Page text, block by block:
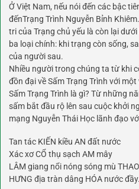
Ở Việt Nam, nếu nói đến các bậc
đếnTrạng Trình Nguyễn Bỉnh
tri của Trạng chủ yếu là còn lại
ba loại chính: khi trạng còn sống,
của người sau.
Nhiều người trong chúng ta từ khi
đồn đại về Sấm Trạng Trình với
Sấm Trạng Trình là gì? Từ những
sấm bắt đầu rộ lên sau cuộc khởi
mạng Nguyễn Thái Học lãnh đạo
Tan tác KIẾN kiều AN đất nước
Xác xơ CỔ thụ sạch AM mây
LÂM giang nổi nóng sóng mù
HƯNG địa tràn dâng HÓA nước